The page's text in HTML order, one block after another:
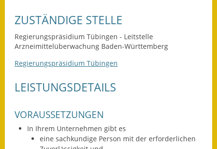
Notfallplanung
Schadensmeldung
Straßenbau
Landesstraße
ZUSTÄNDIGE STELLE
Regierungspräsidium Tübingen - Leitstelle
Arzneimittelüberwachung Baden-Württemberg
Regierungspräsidium Tübingen
LEISTUNGSDETAILS
VORAUSSETZUNGEN
In Ihrem Unternehmen gibt es
eine sachkundige Person mit der erforderlichen